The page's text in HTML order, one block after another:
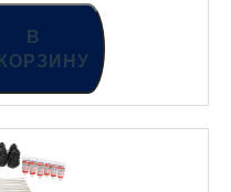
В
КОРЗИНУ